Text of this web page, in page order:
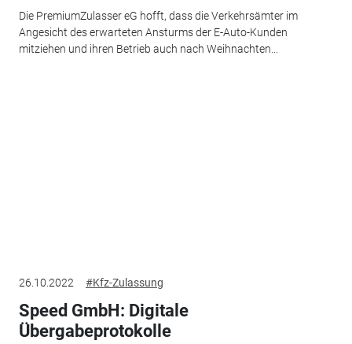
Die PremiumZulasser eG hofft, dass die Verkehrsämter im
Angesicht des erwarteten Ansturms der E-Auto-Kunden
mitziehen und ihren Betrieb auch nach Weihnachten...
26.10.2022 #Kfz-Zulassung
Speed GmbH: Digitale
Übergabeprotokolle